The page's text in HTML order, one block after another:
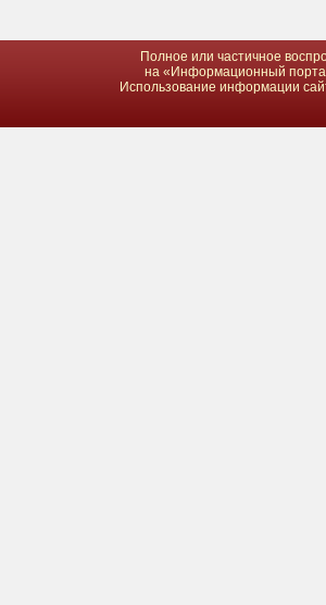
Полное или частичное
на «Информационный
Использование информации